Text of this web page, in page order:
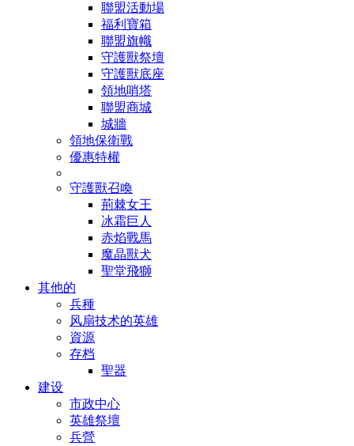
聯盟活動場
福利寶箱
聯盟旗幟
守護獸祭壇
守護獸底座
領地哨塔
聯盟商城
城牆
領地保衛戰
優惠特權
守護獸召喚
荊棘女王
冰霜巨人
赤焰戰馬
魔晶獸犬
聖堂飛獅
其他的
兵種
风扇技术的英雄
資源
存档
聖器
建设
市政中心
英雄祭壇
兵營